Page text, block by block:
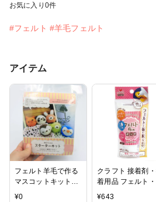
お気に入り 0件
#フェルト #羊毛フェルト
アイテム
フェルト羊毛で作る
マスコットキット
羊毛フェルト スタ
¥0
クラフト 接着剤
着用品 フェルト
用ボンド
¥643